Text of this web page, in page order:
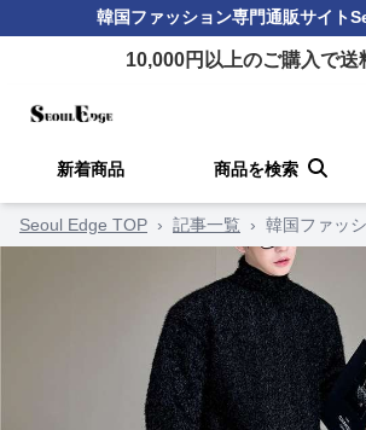
韓国ファッション専門通販サイト
10,000円以上のご購入で送
新着商品 商品を検索
Seoul Edge TOP › 記事一覧 › 韓国ファッ